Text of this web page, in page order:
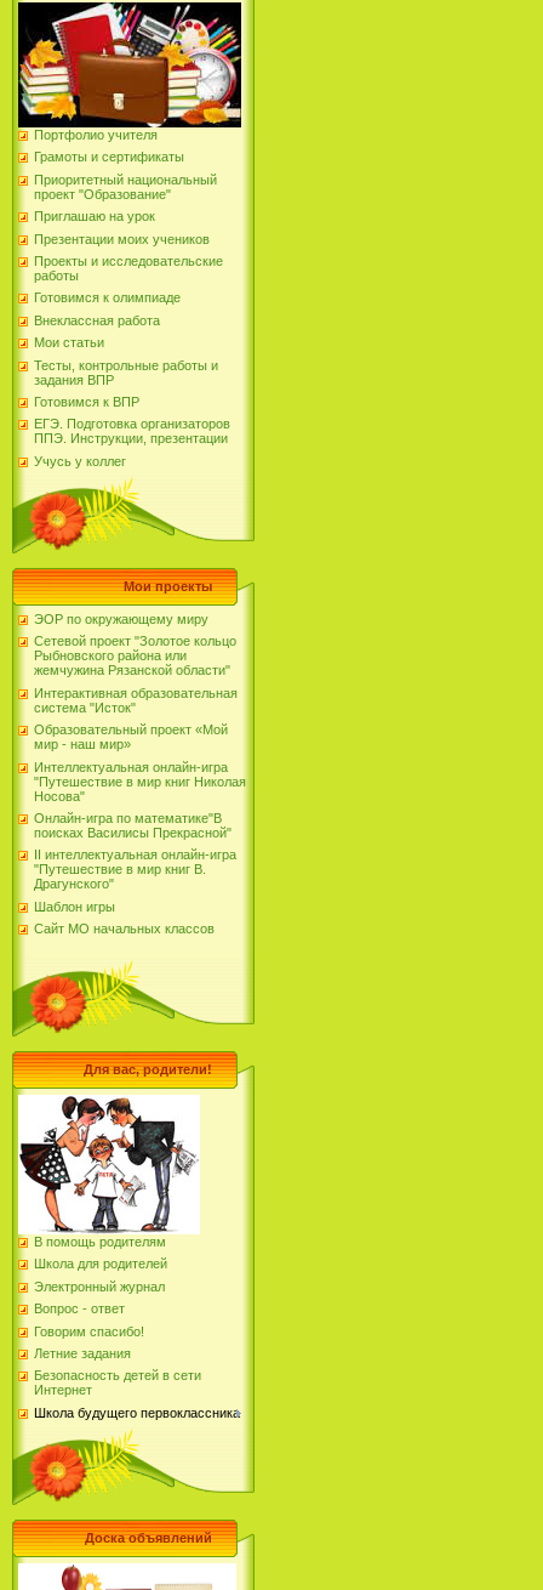
Портфолио учителя
Грамоты и сертификаты
Приоритетный национальный
проект "Образование"
Приглашаю на урок
Презентации моих учеников
Проекты и исследовательские
работы
Готовимся к олимпиаде
Внеклассная работа
Мои статьи
Тесты, контрольные работы и
задания ВПР
Готовимся к ВПР
ЕГЭ. Подготовка организаторов
ППЭ. Инструкции, презентации
Учусь у коллег
Мои проекты
ЭОР по окружающему миру
Сетевой проект "Золотое кольцо
Рыбновского района или
жемчужина Рязанской области"
Интерактивная образовательная
система "Исток"
Образовательный проект «Мой
мир - наш мир»
Интеллектуальная онлайн-игра
"Путешествие в мир книг Николая
Носова"
Онлайн-игра по математике"В
поисках Василисы Прекрасной"
II интеллектуальная онлайн-игра
"Путешествие в мир книг В.
Драгунского"
Шаблон игры
Сайт МО начальных классов
Для вас, родители!
В помощь родителям
Школа для родителей
Электронный журнал
Вопрос - ответ
Говорим спасибо!
Летние задания
Безопасность детей в сети
Интернет
Школа будущего первоклассника
Доска объявлений